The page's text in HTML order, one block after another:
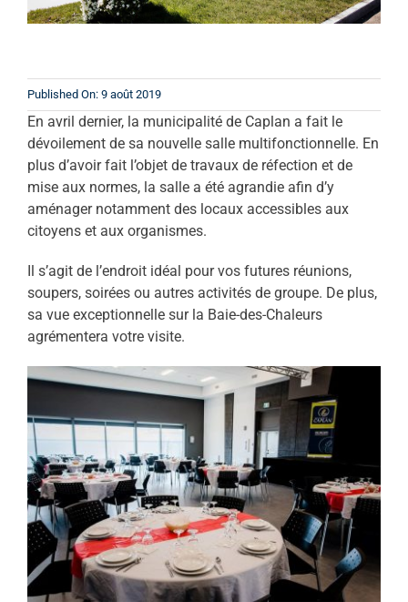
Published On: 9 août 2019
En avril dernier, la municipalité de Caplan a fait le
dévoilement de sa nouvelle salle multifonctionnelle. En
plus d’avoir fait l’objet de travaux de réfection et de
mise aux normes, la salle a été agrandie afin d’y
aménager notamment des locaux accessibles aux
citoyens et aux organismes.
Il s’agit de l’endroit idéal pour vos futures réunions,
soupers, soirées ou autres activités de groupe. De plus,
sa vue exceptionnelle sur la Baie-des-Chaleurs
agrémentera votre visite.